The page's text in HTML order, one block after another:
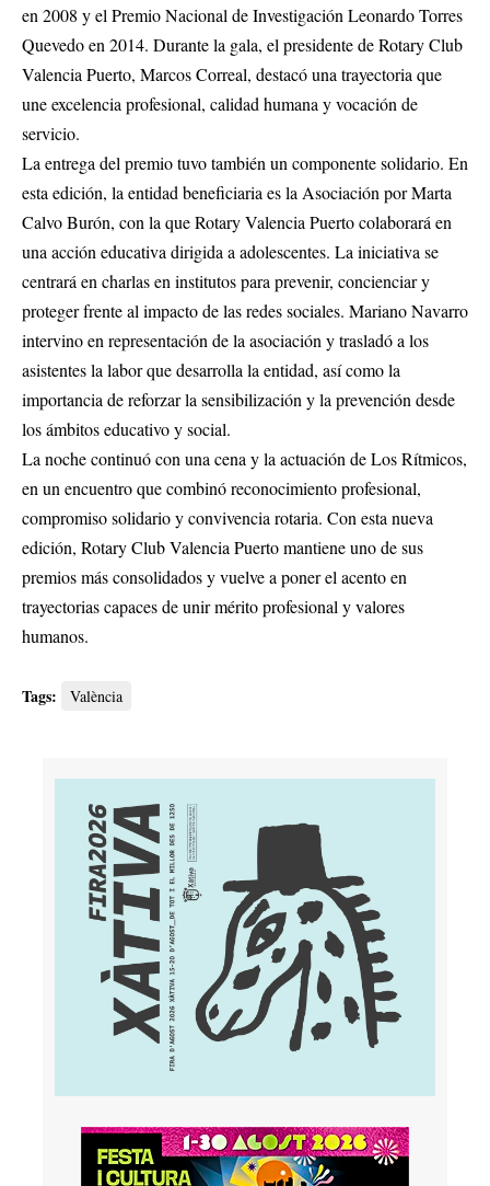
en 2008 y el Premio Nacional de Investigación Leonardo Torres
Quevedo en 2014. Durante la gala, el presidente de Rotary Club
Valencia Puerto, Marcos Correal, destacó una trayectoria que
une excelencia profesional, calidad humana y vocación de
servicio.
La entrega del premio tuvo también un componente solidario. En
esta edición, la entidad beneficiaria es la Asociación por Marta
Calvo Burón, con la que Rotary Valencia Puerto colaborará en
una acción educativa dirigida a adolescentes. La iniciativa se
centrará en charlas en institutos para prevenir, concienciar y
proteger frente al impacto de las redes sociales. Mariano Navarro
intervino en representación de la asociación y trasladó a los
asistentes la labor que desarrolla la entidad, así como la
importancia de reforzar la sensibilización y la prevención desde
los ámbitos educativo y social.
La noche continuó con una cena y la actuación de Los Rítmicos,
en un encuentro que combinó reconocimiento profesional,
compromiso solidario y convivencia rotaria. Con esta nueva
edición, Rotary Club Valencia Puerto mantiene uno de sus
premios más consolidados y vuelve a poner el acento en
trayectorias capaces de unir mérito profesional y valores
humanos.
Tags: València